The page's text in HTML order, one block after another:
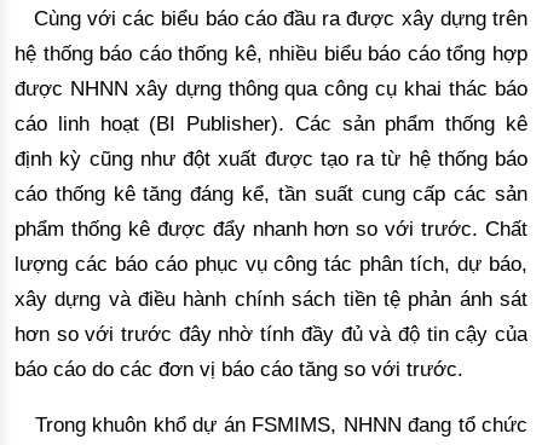
Cùng với các biểu báo cáo đầu ra được xây dựng trên
hệ thống báo cáo thống kê, nhiều biểu báo cáo tổng hợp
được NHNN xây dựng thông qua công cụ khai thác báo
cáo linh hoạt (BI Publisher). Các sản phẩm thống kê
định kỳ cũng như đột xuất được tạo ra từ hệ thống báo
cáo thống kê tăng đáng kể, tần suất cung cấp các sản
phẩm thống kê được đẩy nhanh hơn so với trước. Chất
lượng các báo cáo phục vụ công tác phân tích, dự báo,
xây dựng và điều hành chính sách tiền tệ phản ánh sát
hơn so với trước đây nhờ tính đầy đủ và độ tin cậy của
báo cáo do các đơn vị báo cáo tăng so với trước.
Trong khuôn khổ dự án FSMIMS, NHNN đang tổ chức